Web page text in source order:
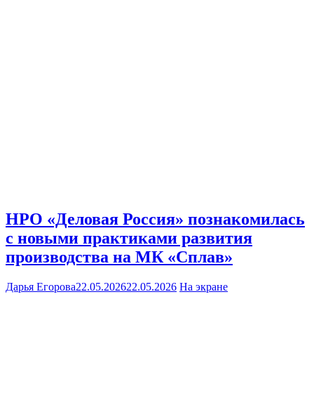
НРО «Деловая Россия» познакомилась
с новыми практиками развития
производства на МК «Сплав»
Дарья Егорова22.05.202622.05.2026 На экране